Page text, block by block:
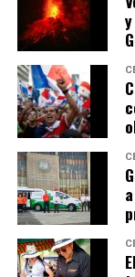
Panamá
multinacionales,
inmobiliario, el
económicas.
En la misma
Publio R. Cortés
panameño como
fiscales», al
permanecen sin
económico y
carga tributaria.